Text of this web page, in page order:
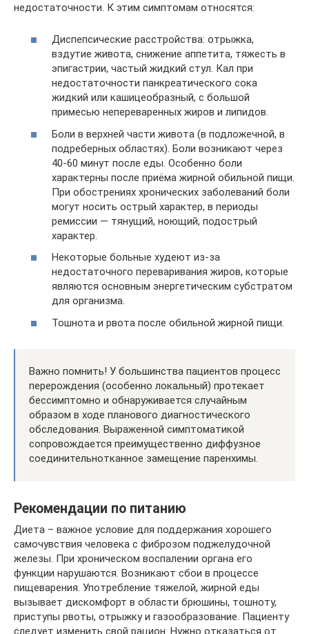
недостаточности. К этим симптомам относятся:
Диспепсические расстройства: отрыжка,
вздутие живота, снижение аппетита, тяжесть в
эпигастрии, частый жидкий стул. Кал при
недостаточности панкреатического сока
жидкий или кашицеобразный, с большой
примесью непереваренных жиров и липидов.
Боли в верхней части живота (в подложечной, в
подреберных областях). Боли возникают через
40-60 минут после еды. Особенно боли
характерны после приёма жирной обильной пищи.
При обострениях хронических заболеваний боли
могут носить острый характер, в периоды
ремиссии — тянущий, ноющий, подострый
характер.
Некоторые больные худеют из-за
недостаточного переваривания жиров, которые
являются основным энергетическим субстратом
для организма.
Тошнота и рвота после обильной жирной пищи.
Важно помнить! У большинства пациентов процесс
перерождения (особенно локальный) протекает
бессимптомно и обнаруживается случайным
образом в ходе планового диагностического
обследования. Выраженной симптоматикой
сопровождается преимущественно диффузное
соединительнотканное замещение паренхимы.
Рекомендации по питанию
Диета – важное условие для поддержания хорошего
самочувствия человека с фиброзом поджелудочной
железы. При хроническом воспалении органа его
функции нарушаются. Возникают сбои в процессе
пищеварения. Употребление тяжелой, жирной еды
вызывает дискомфорт в области брюшины, тошноту,
приступы рвоты, отрыжку и газообразование. Пациенту
следует изменить свой рацион. Нужно отказаться от